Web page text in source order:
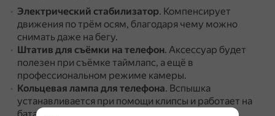
Электрический стабилизатор. Компенсирует
движения по трём осям, благодаря чему можно
снимать даже на бегу.
Штатив для съёмки на телефон. Аксессуар будет
полезен при съёмке таймлапс, а ещё в
профессиональном режиме камеры.
Кольцевая лампа для телефона. Вспышка
устанавливается при помощи клипсы и работает на